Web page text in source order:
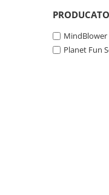
MindBlower
Planet Fun